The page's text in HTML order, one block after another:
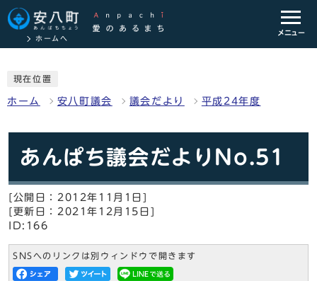
ホームへ
メニュー
現在位置
ホーム 安八町議会 議会だより 平成24年度
あんぱち議会だよりNo.51
[公開日：2012年11月1日]
[更新日：2021年12月15日]
ID:166
SNSへのリンクは別ウィンドウで開きます